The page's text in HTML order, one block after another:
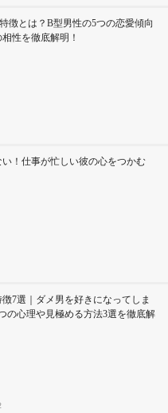
徴とは？B型男性の5つの恋愛傾向
性を徹底解明！
い！仕事が忙しい彼の心をつかむ
7選｜ダメ男を好きになってしま
の心理や見極める方法3選を徹底解